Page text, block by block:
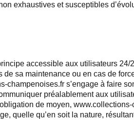
exhaustives et susceptibles
accessible aux utilisateurs 24/
sa maintenance ou en cas de
champenoises.fr s’engage à faire
préalablement aux
de moyen,
quelle qu’en soit la nature,